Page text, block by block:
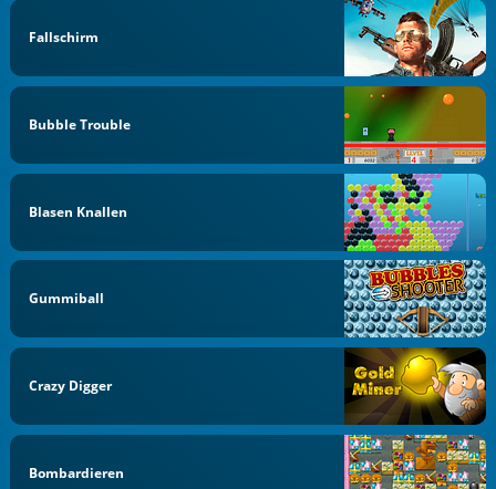
Fallschirm
Bubble Trouble
Blasen Knallen
Gummiball
Crazy Digger
Bombardieren